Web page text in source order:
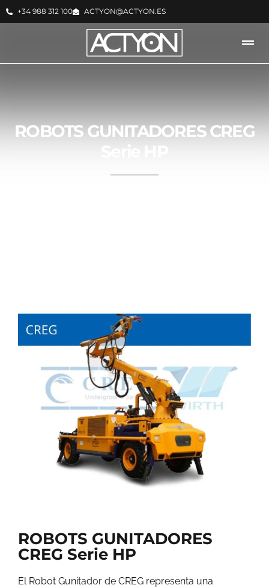
+34 988 312 100 ACTYON@ACTYON.ES
ROBOTS GUNITADORES CREG
ROBOTS GUNITADORES
CREG Serie HP
El Robot Gunitador de CREG representa una